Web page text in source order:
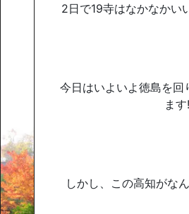
2日で19寺はなかなかい
今日はいよいよ徳島を回
ます
しかし、この高知がな